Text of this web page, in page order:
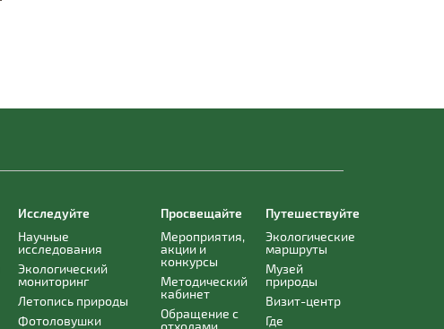
Исследуйте
Научные
исследования
Экологический
мониторинг
Летопись природы
Фотоловушки
Просвещайте
Мероприятия,
акции и
конкурсы
Методический
кабинет
Обращение с
Путешествуйте
Экологические
маршруты
Музей
природы
Визит-центр
Где